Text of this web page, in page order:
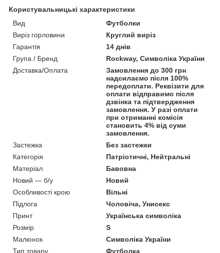
Користувальницькі характеристики
Вид
Футболки
Виріз горловини
Круглий виріз
Гарантія
14 днів
Група / Бренд
Rockway, Символіка України
Доставка/Оплата
Замовлення до 300 грн
надсилаємо після 100%
передоплати. Реквізити для
оплати відправимо після
дзвінка та підтвердження
замовлення. У разі оплати
при отриманні комісія
становить 4% від суми
замовлення.
Застежка
Без застежки
Категорія
Патріотичні, Нейтральні
Матеріал
Бавовна
Новий — б/у
Новий
Особливості крою
Вільні
Підлога
Чоловіча, Унисекс
Принт
Українська символіка
Розмір
S
Малюнок
Символіка України
Тип товару
Футболка